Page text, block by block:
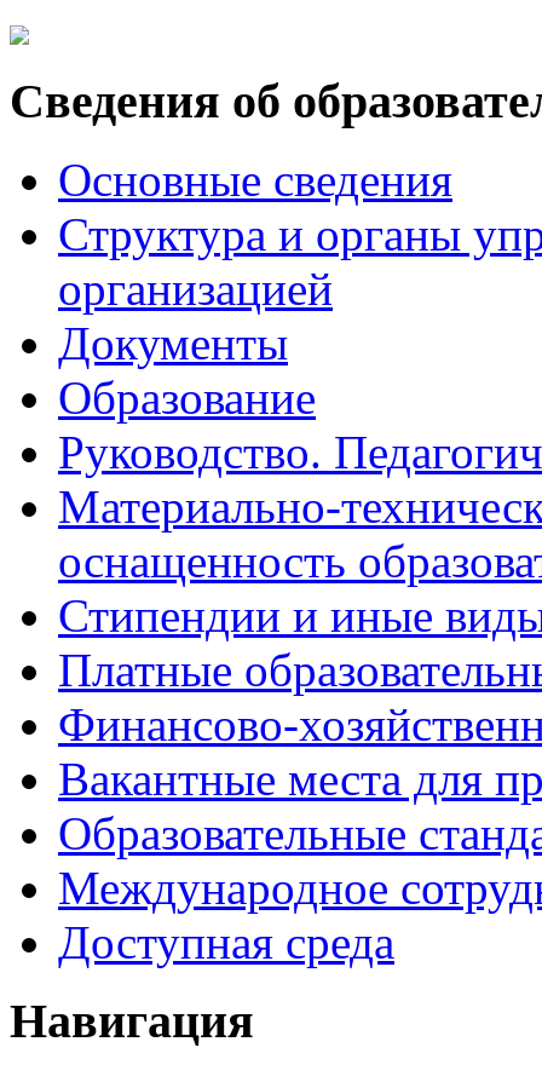
Сведения об
Основные сведения
Структура и органы
организацией
Документы
Образование
Руководство.
Материально-
оснащенность
Стипендии и иные
Платные
Финансово-
Вакантные места для
Образовательные
Международное
Доступная среда
Навигация